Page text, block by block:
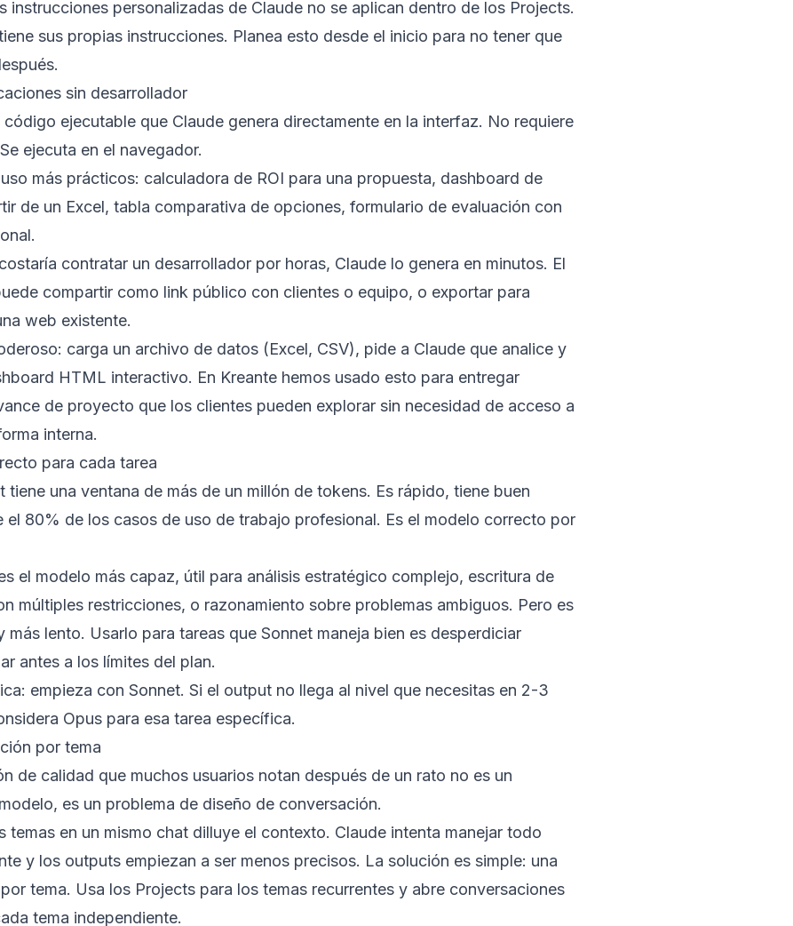
instrucciones personalizadas de Claude no se aplican dentro de los Projects.
sus propias instrucciones. Planea esto desde el inicio para no tener que
sin desarrollador
ejecutable que Claude genera directamente en la interfaz. No requiere
ejecuta en el navegador.
más prácticos: calculadora de ROI para una propuesta, dashboard de
de un Excel, tabla comparativa de opciones, formulario de evaluación con
contratar un desarrollador por horas, Claude lo genera en minutos. El
compartir como link público con clientes o equipo, o exportar para
web existente.
carga un archivo de datos (Excel, CSV), pide a Claude que analice y
HTML interactivo. En Kreante hemos usado esto para entregar
de proyecto que los clientes pueden explorar sin necesidad de acceso a
interna.
para cada tarea
tiene una ventana de más de un millón de tokens. Es rápido, tiene buen
el 80% de los casos de uso de trabajo profesional. Es el modelo correcto por
el modelo más capaz, útil para análisis estratégico complejo, escritura de
múltiples restricciones, o razonamiento sobre problemas ambiguos. Pero es
más lento. Usarlo para tareas que Sonnet maneja bien es desperdiciar
antes a los límites del plan.
empieza con Sonnet. Si el output no llega al nivel que necesitas en 2-3
Opus para esa tarea específica.
por tema
de calidad que muchos usuarios notan después de un rato no es un
es un problema de diseño de conversación.
temas en un mismo chat dilluye el contexto. Claude intenta manejar todo
y los outputs empiezan a ser menos precisos. La solución es simple: una
tema. Usa los Projects para los temas recurrentes y abre conversaciones
tema independiente.